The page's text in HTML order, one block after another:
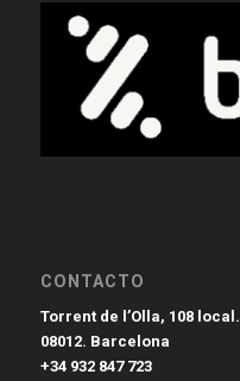
CONTACTO
Torrent de l’Olla, 108 local.
08012. Barcelona
+34 932 847 723